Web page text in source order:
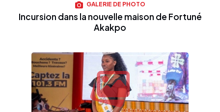
GALERIE DE PHOTO
Incursion dans la nouvelle maison de Fortuné
Akakpo